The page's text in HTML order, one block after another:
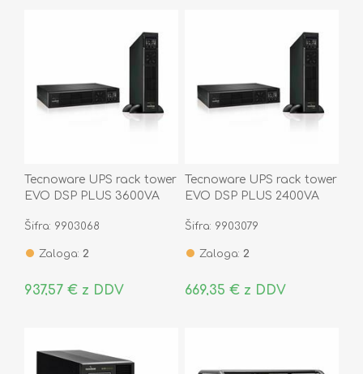
Tecnoware UPS rack tower
EVO DSP PLUS 3600VA
Šifra: 9903068
Zaloga: 2
937,57 € z DDV
Tecnoware UPS rack tower
EVO DSP PLUS 2400VA
Šifra: 9903079
Zaloga: 2
669,35 € z DDV